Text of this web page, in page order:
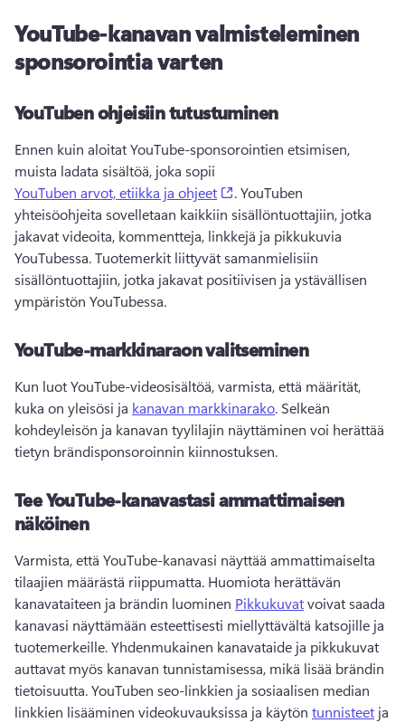
YouTube-kanavan valmisteleminen
sponsorointia varten
YouTuben ohjeisiin tutustuminen
Ennen kuin aloitat YouTube-sponsorointien etsimisen,
muista ladata sisältöä, joka sopii
YouTuben arvot, etiikka ja ohjeet
(opens in a new tab)
. YouTuben
yhteisöohjeita sovelletaan kaikkiin sisällöntuottajiin, jotka
jakavat videoita, kommentteja, linkkejä ja pikkukuvia
YouTubessa. Tuotemerkit liittyvät samanmielisiin
sisällöntuottajiin, jotka jakavat positiivisen ja ystävällisen
ympäristön YouTubessa.
YouTube-markkinaraon valitseminen
Kun luot YouTube-videosisältöä, varmista, että määrität,
kuka on yleisösi ja kanavan markkinarako. Selkeän
kohdeyleisön ja kanavan tyylilajin näyttäminen voi herättää
tietyn brändisponsoroinnin kiinnostuksen.
Tee YouTube-kanavastasi ammattimaisen
näköinen
Varmista, että YouTube-kanavasi näyttää ammattimaiselta
tilaajien määrästä riippumatta. Huomiota herättävän
kanavataiteen ja brändin luominen Pikkukuvat voivat saada
kanavasi näyttämään esteettisesti miellyttävältä katsojille ja
tuotemerkeille. Yhdenmukainen kanavataide ja pikkukuvat
auttavat myös kanavan tunnistamisessa, mikä lisää brändin
tietoisuutta. YouTuben seo-linkkien ja sosiaalisen median
linkkien lisääminen videokuvauksissa ja käytön tunnisteet